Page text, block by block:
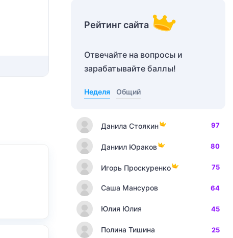
Рейтинг сайта
Отвечайте на вопросы и
зарабатывайте баллы!
Неделя Общий
Данила Стоякин 97
Даниил Юраков 80
Игорь Проскуренко 75
Саша Мансуров 64
Юлия Юлия 45
Полина Тишина 25